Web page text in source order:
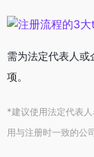
需为法定代表人
项。
*建议使用法定代表
用与注册时一致的公